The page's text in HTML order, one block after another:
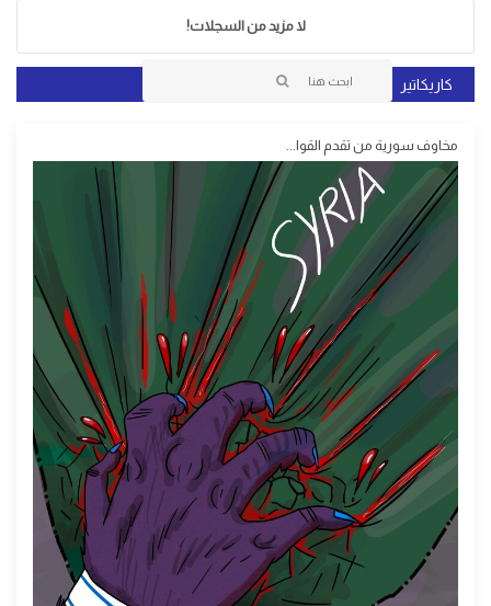
لا مزيد من السجلات!
كاريكاتير
مخاوف سورية من تقدم القوا...